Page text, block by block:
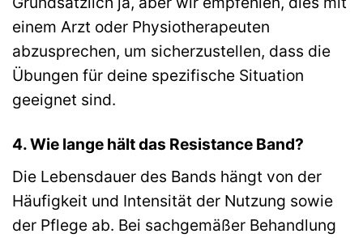
einem Arzt oder Physiotherapeuten
abzusprechen, um sicherzustellen, dass die
Übungen für deine spezifische Situation
geeignet sind.
4. Wie lange hält das Resistance Band?
Die Lebensdauer des Bands hängt von der
Häufigkeit und Intensität der Nutzung sowie
der Pflege ab. Bei sachgemäßer Behandlung